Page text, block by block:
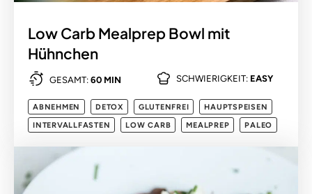
Low Carb Mealprep Bowl mit
Hühnchen
GESAMT: 60 MIN SCHWIERIGKEIT: EASY
ABNEHMEN DETOX GLUTENFREI
HAUPTSPEISEN
INTERVALLFASTEN
LOW CARB MEALPREP PALEO